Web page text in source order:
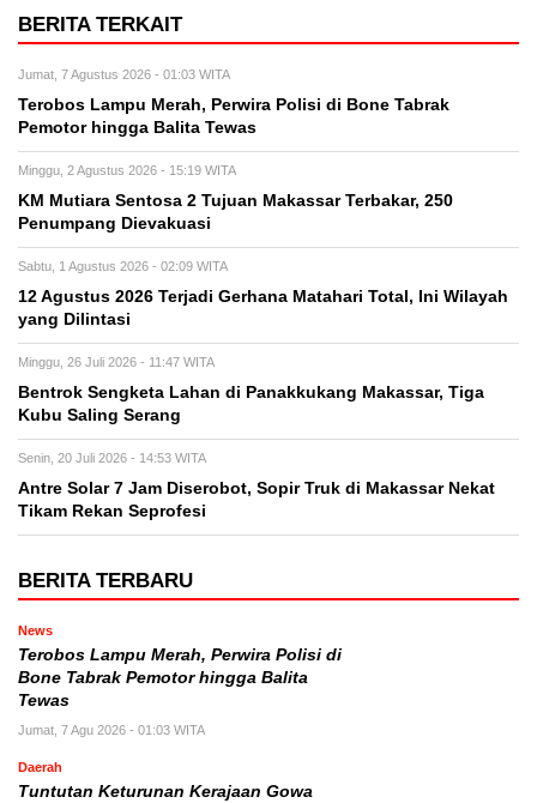
BERITA TERKAIT
Jumat, 7 Agustus 2026 - 01:03 WITA
Terobos Lampu Merah, Perwira Polisi di Bone Tabrak
Pemotor hingga Balita Tewas
Minggu, 2 Agustus 2026 - 15:19 WITA
KM Mutiara Sentosa 2 Tujuan Makassar Terbakar, 250
Penumpang Dievakuasi
Sabtu, 1 Agustus 2026 - 02:09 WITA
12 Agustus 2026 Terjadi Gerhana Matahari Total, Ini Wilayah
yang Dilintasi
Minggu, 26 Juli 2026 - 11:47 WITA
Bentrok Sengketa Lahan di Panakkukang Makassar, Tiga
Kubu Saling Serang
Senin, 20 Juli 2026 - 14:53 WITA
Antre Solar 7 Jam Diserobot, Sopir Truk di Makassar Nekat
Tikam Rekan Seprofesi
BERITA TERBARU
News
Terobos Lampu Merah, Perwira Polisi di
Bone Tabrak Pemotor hingga Balita
Tewas
Jumat, 7 Agu 2026 - 01:03 WITA
Daerah
Tuntutan Keturunan Kerajaan Gowa